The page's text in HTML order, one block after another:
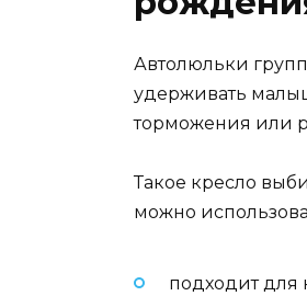
Автолюльки
удерживать
торможения или
Такое кресло
можно
подходит для